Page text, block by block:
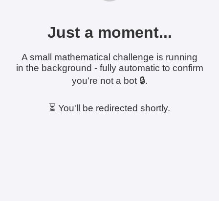
Just a moment...
A small mathematical challenge is running
in the background - fully automatic to confirm
you're not a bot 🔒.
⏳ You'll be redirected shortly.